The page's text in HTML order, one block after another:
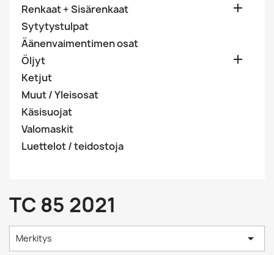
Renkaat + Sisärenkaat 
Sytytystulpat
Äänenvaimentimen osat
Öljyt

Ketjut
Muut / Yleisosat
Käsisuojat
Valomaskit
Luettelot / teidostoja
TC 85 2021
Merkitys 